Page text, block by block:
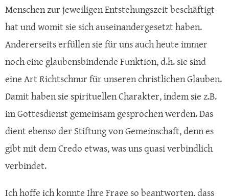
Menschen zur jeweiligen Entstehungszeit beschäftigt
hat und womit sie sich auseinandergesetzt haben.
Andererseits erfüllen sie für uns auch heute immer
noch eine glaubensbindende Funktion, d.h. sie sind
eine Art Richtschnur für unseren christlichen Glauben.
Damit haben sie spirituellen Charakter, indem sie z.B.
im Gottesdienst gemeinsam gesprochen werden. Das
dient ebenso der Stiftung von Gemeinschaft, denn es
gibt mit dem Credo etwas, was uns quasi verbindlich
verbindet.
Ich hoffe ich konnte Ihre Frage so beantworten, dass